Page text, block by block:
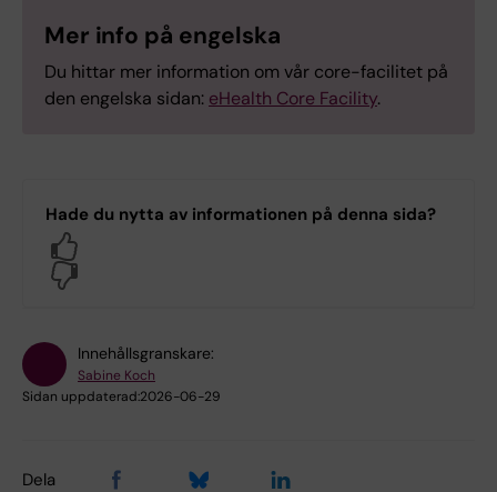
Mer info på engelska
Du hittar mer information om vår core-facilitet på
den engelska sidan: eHealth Core Facility.
Hade du nytta av informationen på denna sida?
Innehållsgranskare:
Sabine Koch
Sidan uppdaterad:2026-06-29
Dela